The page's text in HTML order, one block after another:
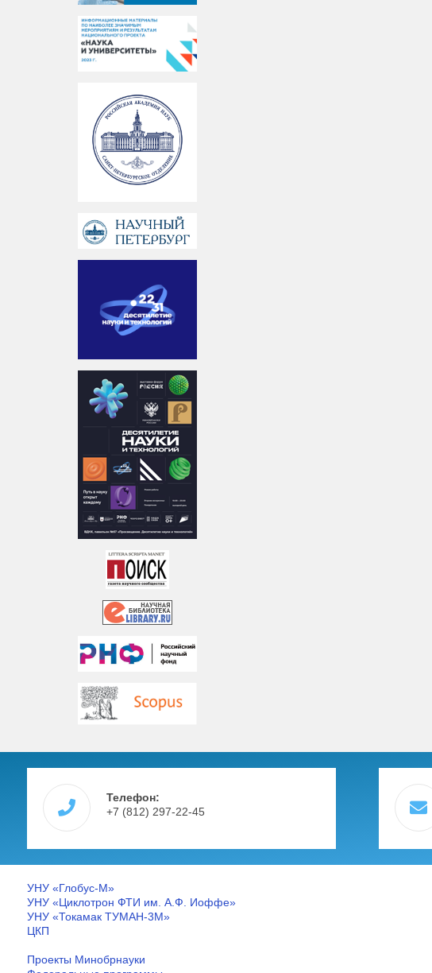
Телефон:
+7 (812) 297-22-45
УНУ «Глобус-М»
УНУ «Циклотрон ФТИ им. А.Ф. Иоффе»
УНУ «Токамак ТУМАН-3М»
ЦКП
Проекты Минобрнауки